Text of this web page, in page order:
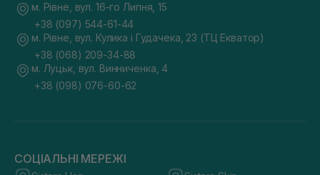
м. Рівне, вул. 16-го Липня, 15
+38 (097) 544-61-44
м. Рівне, вул. Кулика і Гудачека, 23 (ТЦ Екватор)
+38 (068) 209-34-88
м. Луцьк, вул. Винниченка, 4
+38 (098) 076-60-62
СОЦІАЛЬНІ МЕРЕЖІ